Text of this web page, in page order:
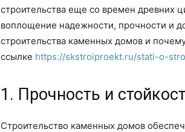
строительства еще со времен древних
воплощение надежности, прочности и
строительства каменных домов и
ссылке https://skstroiproekt.ru/stati-o-
1. Прочность и
Строительство каменных домов